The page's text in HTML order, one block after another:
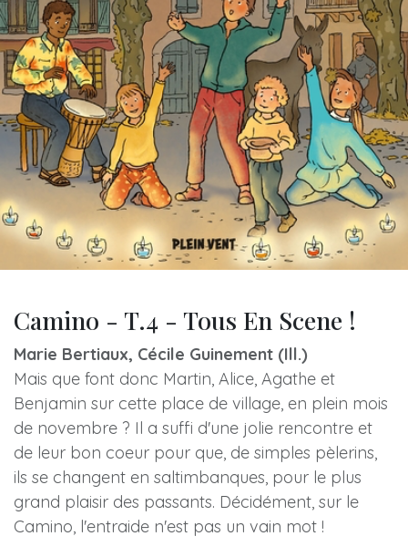
Camino - T.4 - Tous En Scene !
Marie Bertiaux, Cécile Guinement (Ill.)
Mais que font donc Martin, Alice, Agathe et
Benjamin sur cette place de village, en plein mois
de novembre ? Il a suffi d'une jolie rencontre et
de leur bon coeur pour que, de simples pèlerins,
ils se changent en saltimbanques, pour le plus
grand plaisir des passants. Décidément, sur le
Camino, l'entraide n'est pas un vain mot !